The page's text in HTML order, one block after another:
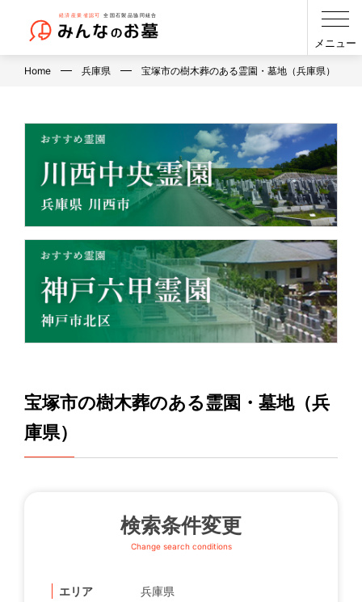
メニュー
Home 兵庫県 宝塚市の樹木葬のある霊園・墓地（兵庫県）
宝塚市の樹木葬のある霊園・墓地（兵
庫県）
検索条件変更
Change search conditions
エリア 兵庫県